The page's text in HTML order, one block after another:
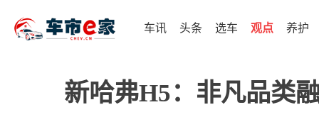
车讯 头条 选车 观点 养护
新哈弗H5：非凡品类